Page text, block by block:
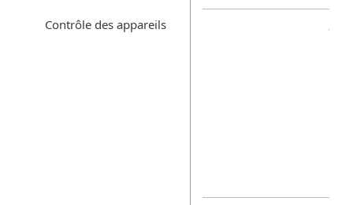
Contrôle des appareils